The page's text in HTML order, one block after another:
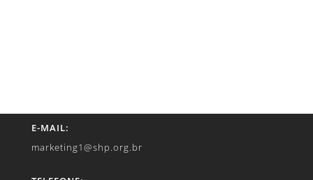
E-MAIL:
marketing1@shp.org.br